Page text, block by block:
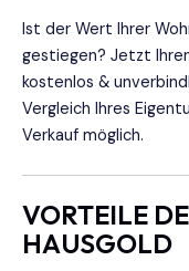
Ist der Wert Ihrer
gestiegen? Jetzt
kostenlos &
Vergleich Ihres
Verkauf möglich.
VORTEILE
HAUSGOLD